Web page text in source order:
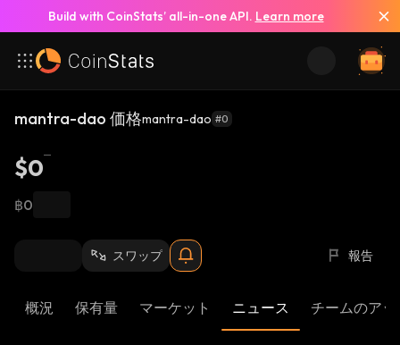
Build with CoinStats’ all-in-one API. Learn more
mantra-dao 価格mantra-dao #0
$0
฿0
スワップ 報告
概況 保有量 マーケット ニュース チームのア